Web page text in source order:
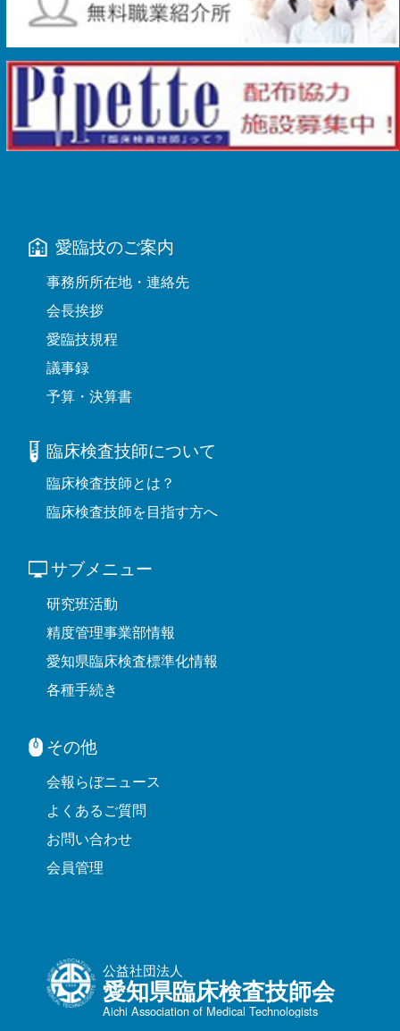
愛臨技のご案内
事務所所在地・連絡先
会長挨拶
愛臨技規程
議事録
予算・決算書
臨床検査技師について
臨床検査技師とは？
臨床検査技師を目指す方へ
サブメニュー
研究班活動
精度管理事業部情報
愛知県臨床検査標準化情報
各種手続き
その他
会報らぼニュース
よくあるご質問
お問い合わせ
会員管理
公益社団法人
愛知県臨床検査技師会
Aichi Association of Medical Technologists